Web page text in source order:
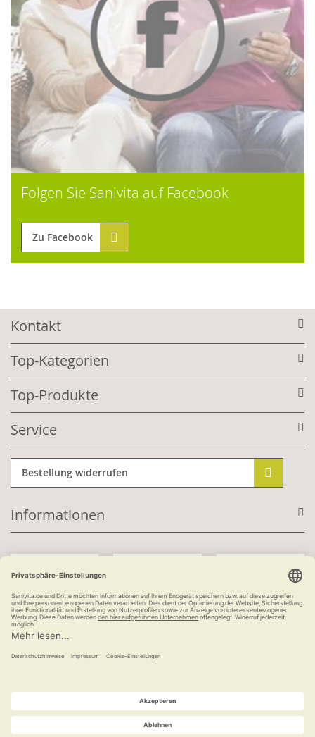
Folgen Sie Sanivita auf Facebook
Zu Facebook
Kontakt
Top-Kategorien
Top-Produkte
Service
Bestellung widerrufen
Informationen
Kauf auf Rechnung
versandkostenfrei